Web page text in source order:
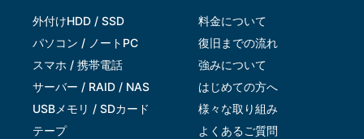
外付けHDD / SSD
パソコン / ノートPC
スマホ / 携帯電話
サーバー / RAID / NAS
USBメモリ / SDカード
テープ
料金について
復旧までの流れ
強みについて
はじめての方へ
様々な取り組み
よくあるご質問